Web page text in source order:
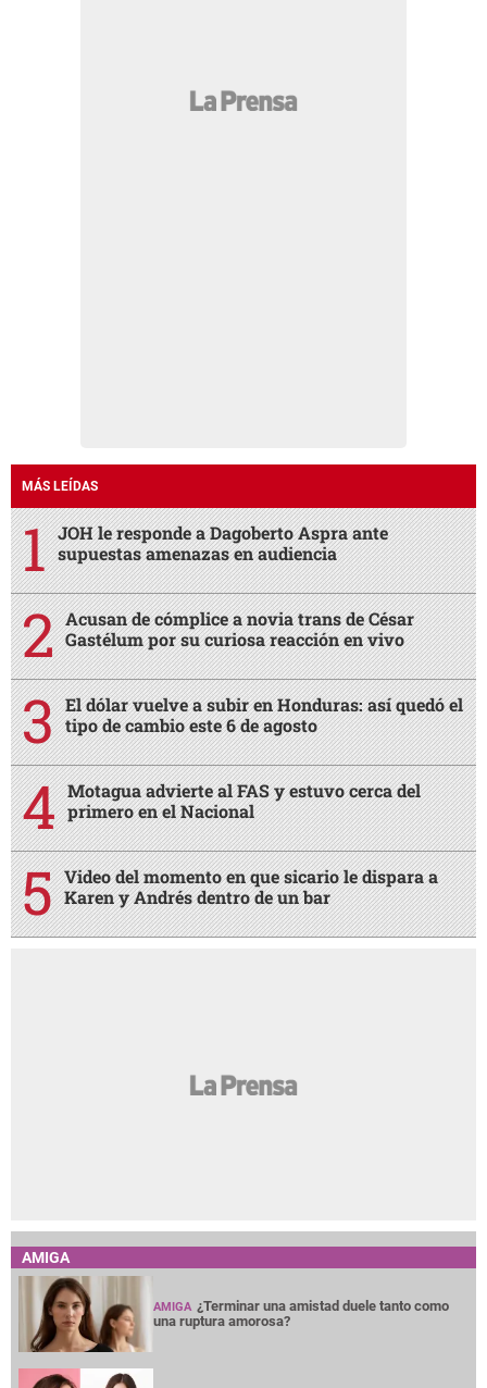
MÁS LEÍDAS
JOH le responde a Dagoberto Aspra ante
supuestas amenazas en audiencia
Acusan de cómplice a novia trans de César
Gastélum por su curiosa reacción en vivo
El dólar vuelve a subir en Honduras: así quedó el
tipo de cambio este 6 de agosto
Motagua advierte al FAS y estuvo cerca del
primero en el Nacional
Video del momento en que sicario le dispara a
Karen y Andrés dentro de un bar
AMIGA
AMIGA ¿Terminar una amistad duele tanto como
una ruptura amorosa?